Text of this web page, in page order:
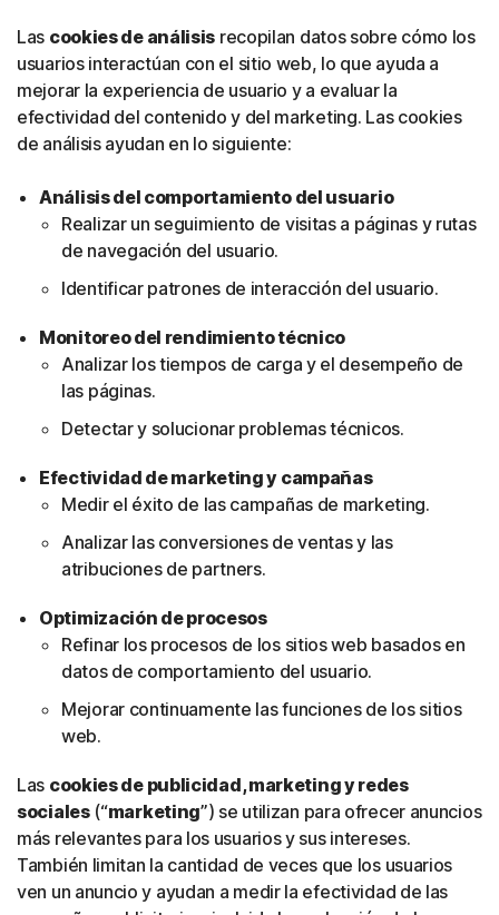
Las cookies de análisis recopilan datos sobre cómo los
usuarios interactúan con el sitio web, lo que ayuda a
mejorar la experiencia de usuario y a evaluar la
efectividad del contenido y del marketing. Las cookies
de análisis ayudan en lo siguiente:
Análisis del comportamiento del usuario
Realizar un seguimiento de visitas a páginas y rutas
de navegación del usuario.
Identificar patrones de interacción del usuario.
Monitoreo del rendimiento técnico
Analizar los tiempos de carga y el desempeño de
las páginas.
Detectar y solucionar problemas técnicos.
Efectividad de marketing y campañas
Medir el éxito de las campañas de marketing.
Analizar las conversiones de ventas y las
atribuciones de partners.
Optimización de procesos
Refinar los procesos de los sitios web basados en
datos de comportamiento del usuario.
Mejorar continuamente las funciones de los sitios
web.
Las cookies de publicidad, marketing y redes
sociales(“marketing”) se utilizan para ofrecer anuncios
más relevantes para los usuarios y sus intereses.
También limitan la cantidad de veces que los usuarios
ven un anuncio y ayudan a medir la efectividad de las